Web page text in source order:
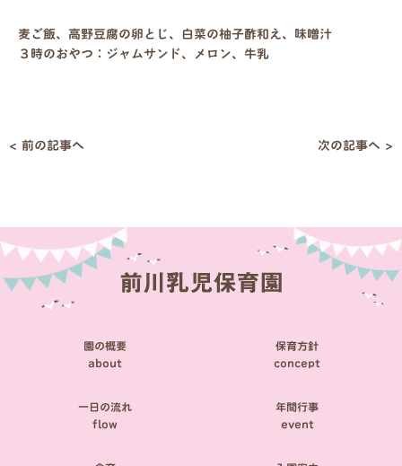
麦ご飯、高野豆腐の卵とじ、白菜の柚子酢和え、味噌汁
３時のおやつ：ジャムサンド、メロン、牛乳
投
< 前の記事へ 次の記事へ >
園の概要
about
保育方針
concept
一日の流れ
flow
年間行事
event